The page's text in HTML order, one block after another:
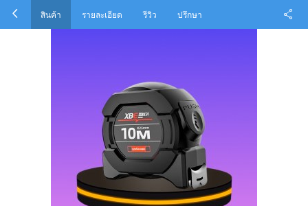
สินค้า รายละเอียด รีวิว ปรึกษา